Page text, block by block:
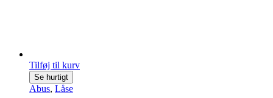
Tilføj til kurv
Se hurtigt
Abus, Låse